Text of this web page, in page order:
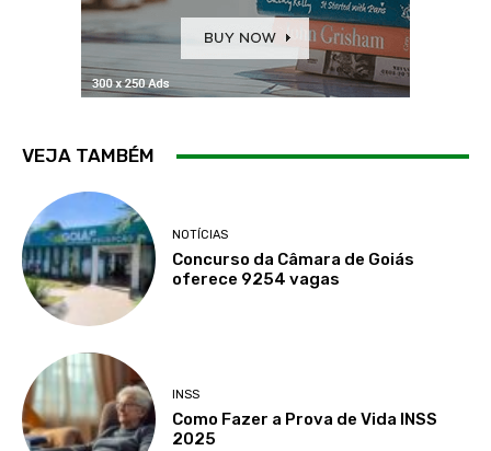
VEJA TAMBÉM
NOTÍCIAS
Concurso da Câmara de Goiás
oferece 9254 vagas
INSS
Como Fazer a Prova de Vida INSS
2025